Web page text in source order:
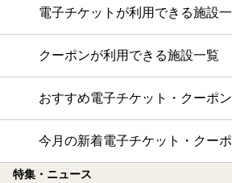
電子チケットが利用できる施設
クーポンが利用できる施設一覧
おすすめ電子チケット・クーポ
今月の新着電子チケット・クー
特集・ニュース